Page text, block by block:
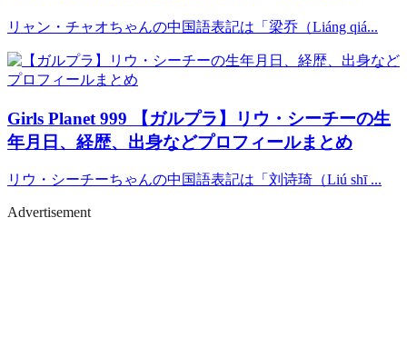
リャン・チャオちゃんの中国語表記は「梁乔（Liáng qiá...
Girls Planet 999 【ガルプラ】リウ・シーチーの生
年月日、経歴、出身などプロフィールまとめ
リウ・シーチーちゃんの中国語表記は「刘诗琦（Liú shī ...
Advertisement